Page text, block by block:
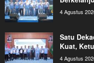
4 Agustus
Satu
Kuat,
4 Agustus